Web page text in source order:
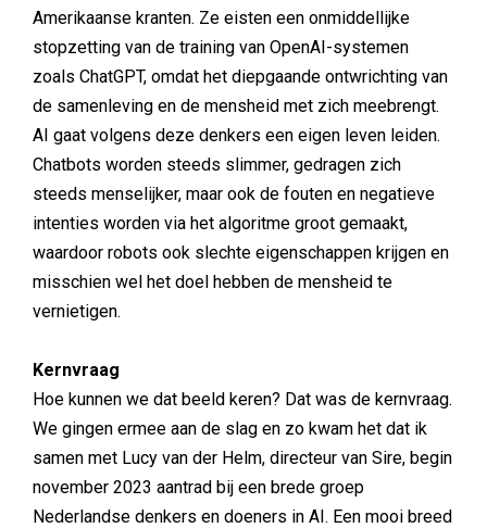
Amerikaanse kranten. Ze eisten een onmiddellijke
stopzetting van de training van OpenAI-systemen
zoals ChatGPT, omdat het diepgaande ontwrichting van
de samenleving en de mensheid met zich meebrengt.
AI gaat volgens deze denkers een eigen leven leiden.
Chatbots worden steeds slimmer, gedragen zich
steeds menselijker, maar ook de fouten en negatieve
intenties worden via het algoritme groot gemaakt,
waardoor robots ook slechte eigenschappen krijgen en
misschien wel het doel hebben de mensheid te
vernietigen.
Kernvraag
Hoe kunnen we dat beeld keren? Dat was de kernvraag.
We gingen ermee aan de slag en zo kwam het dat ik
samen met Lucy van der Helm, directeur van Sire, begin
november 2023 aantrad bij een brede groep
Nederlandse denkers en doeners in AI. Een mooi breed